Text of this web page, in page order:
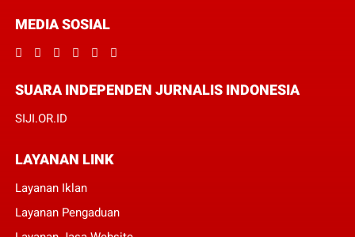
MEDIA SOSIAL
SUARA INDEPENDEN JURNALIS INDONESIA
SIJI.OR.ID
LAYANAN LINK
Layanan Iklan
Layanan Pengaduan